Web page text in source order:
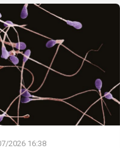
2026 16:38